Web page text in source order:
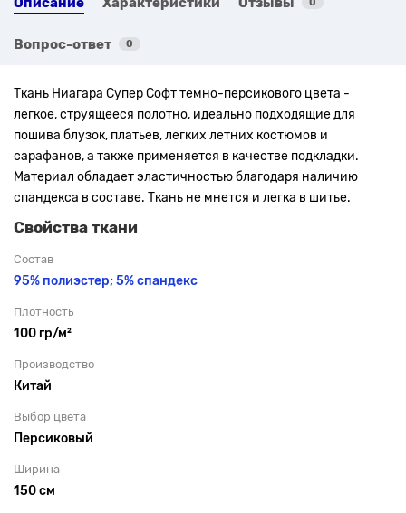
0
Вопрос-ответ 0
Ткань Ниагара Супер Софт темно-персикового цвета -
легкое, струящееся полотно, идеально подходящие для
пошива блузок, платьев, легких летних костюмов и
сарафанов, а также применяется в качестве подкладки.
Материал обладает эластичностью благодаря наличию
спандекса в составе. Ткань не мнется и легка в шитье.
Свойства ткани
Состав
95% полиэстер; 5% спандекс
Плотность
100 гр/м²
Производство
Китай
Выбор цвета
Персиковый
Ширина
150 см